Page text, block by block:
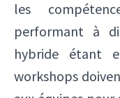
les
performant à
hybride étant
workshops